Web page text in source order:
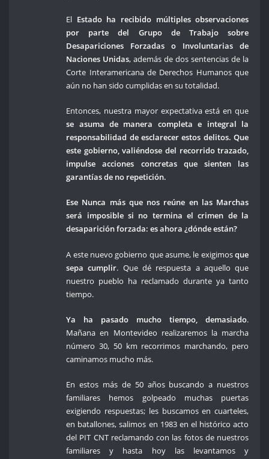
El Estado ha recibido múltiples observaciones
por parte del Grupo de Trabajo sobre
Desapariciones Forzadas o Involuntarias de
Naciones Unidas, además de dos sentencias de la
Corte Interamericana de Derechos Humanos que
aún no han sido cumplidas en su totalidad.
Entonces, nuestra mayor expectativa está en que
se asuma de manera completa e integral la
responsabilidad de esclarecer estos delitos. Que
este gobierno, valiéndose del recorrido trazado,
impulse acciones concretas que sienten las
garantías de no repetición.
Ese Nunca más que nos reúne en las Marchas
será imposible si no termina el crimen de la
desaparición forzada: es ahora ¿dónde están?
A este nuevo gobierno que asume, le exigimosque
sepa cumplir. Que dé respuesta a aquello que
nuestro pueblo ha reclamado durante ya tanto
tiempo.
Ya ha pasado mucho tiempo, demasiado.
Mañana en Montevideo realizaremos la marcha
número 30, 50 km recorrimos marchando, pero
caminamos mucho más.
En estos más de 50 años buscando a nuestros
familiares hemos golpeado muchas puertas
exigiendo respuestas; les buscamos en cuarteles,
en batallones, salimos en 1983 en el histórico acto
del PIT CNT reclamando con las fotos de nuestros
familiares y hasta hoy las levantamos y